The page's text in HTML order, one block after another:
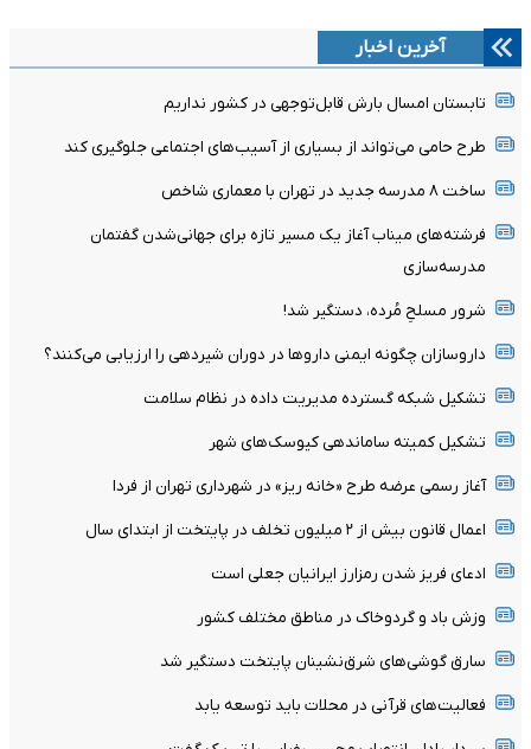
آخرین اخبار
تابستان امسال بارش قابل‌توجهی در کشور نداریم
طرح حامی می‌تواند از بسیاری از آسیب‌های اجتماعی جلوگیری کند
ساخت ۸ مدرسه جدید در تهران با معماری شاخص
فرشته‌های میناب آغاز یک مسیر تازه برای جهانی‌شدن گفتمان
مدرسه‌سازی
شرور مسلحِ مُرده، دستگیر شد!
داروسازان چگونه ایمنی داروها در دوران شیردهی را ارزیابی می‌کنند؟
تشکیل شبکه گسترده مدیریت داده در نظام سلامت
تشکیل کمیته ساماندهی کیوسک‌های شهر
آغاز رسمی عرضه طرح «خانه ریز» در شهرداری تهران از فردا
اعمال قانون بیش از ۲ میلیون تخلف در پایتخت از ابتدای سال
ادعای فریز شدن رمزارز ایرانیان جعلی است
وزش باد و گردوخاک در مناطق مختلف کشور
سارق گوشی‌های شرق‌نشینان پایتخت دستگیر شد
فعالیت‌های قرآنی در محلات باید توسعه یابد